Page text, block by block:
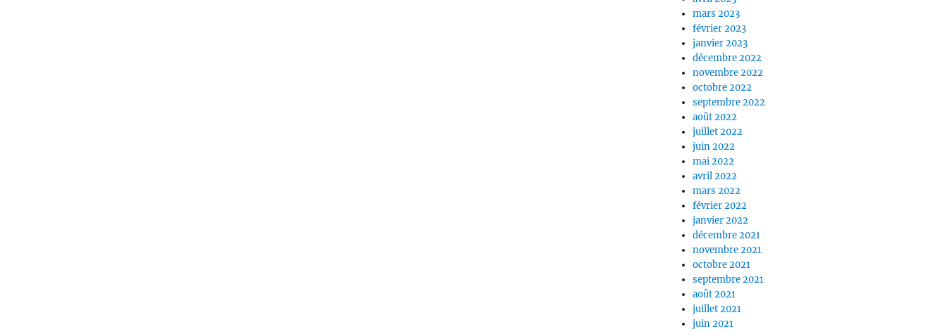
mars 2023
février 2023
janvier 2023
décembre 2022
novembre 2022
octobre 2022
septembre 2022
août 2022
juillet 2022
juin 2022
mai 2022
avril 2022
mars 2022
février 2022
janvier 2022
décembre 2021
novembre 2021
octobre 2021
septembre 2021
août 2021
juillet 2021
juin 2021